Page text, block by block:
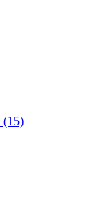
(15)